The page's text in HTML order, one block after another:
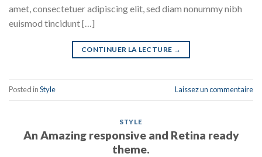
amet, consectetuer adipiscing elit, sed diam nonummy nibh
euismod tincidunt […]
CONTINUER LA LECTURE →
Posted inStyle Laissez un commentaire
STYLE
An Amazing responsive and Retina ready
theme.